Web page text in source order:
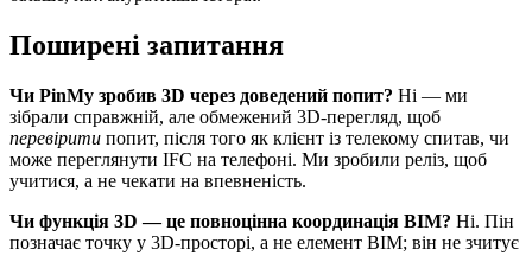
Поширені запитання
Чи PinMy зробив 3D через доведений попит? Ні — ми
зібрали справжній, але обмежений 3D-перегляд, щоб
перевірити попит, після того як клієнт із телекому спитав, чи
може переглянути IFC на телефоні. Ми зробили реліз, щоб
учитися, а не чекати на впевненість.
Чи функція 3D — це повноцінна координація BIM? Ні. Пін
позначає точку у 3D-просторі, а не елемент BIM; він не зчитує